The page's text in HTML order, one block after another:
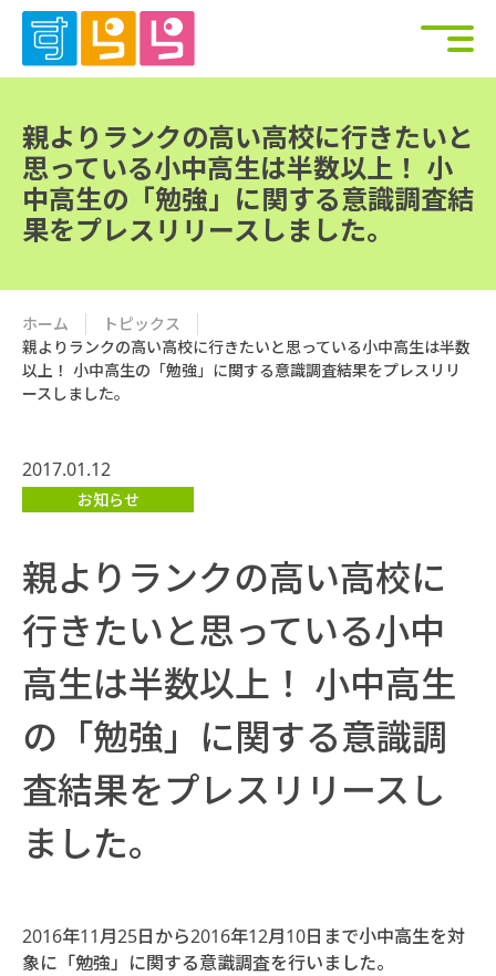
親よりランクの高い高校に行きたいと
思っている小中高生は半数以上！ 小
中高生の「勉強」に関する意識調査結
果をプレスリリースしました。
ホーム
トピックス
親よりランクの高い高校に行きたいと思っている小中高生は半数
以上！ 小中高生の「勉強」に関する意識調査結果をプレスリリ
ースしました。
2017.01.12
お知らせ
親よりランクの高い高校に
行きたいと思っている小中
高生は半数以上！ 小中高生
の「勉強」に関する意識調
査結果をプレスリリースし
ました。
2016年11月25日から2016年12月10日まで小中高生を対
象に「勉強」に関する意識調査を行いました。